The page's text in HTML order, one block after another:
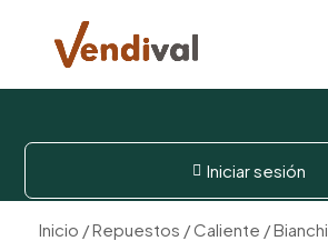
 Iniciar sesión
Inicio /Repuestos /Caliente /Bianchi